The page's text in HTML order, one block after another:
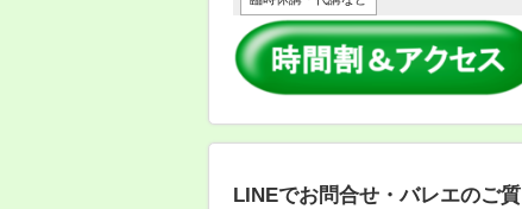
LINEでお問合せ・バレエのご質